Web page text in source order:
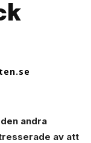
andra
av att